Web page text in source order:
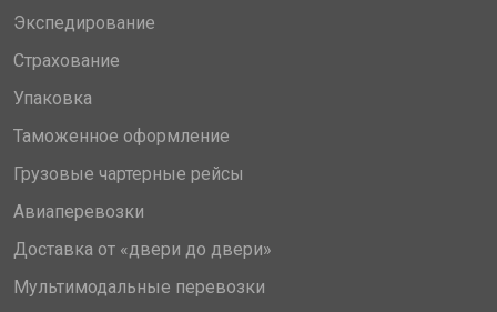
Экспедирование
Страхование
Упаковка
Таможенное оформление
Грузовые чартерные рейсы
Авиаперевозки
Доставка от «двери до двери»
Мультимодальные перевозки